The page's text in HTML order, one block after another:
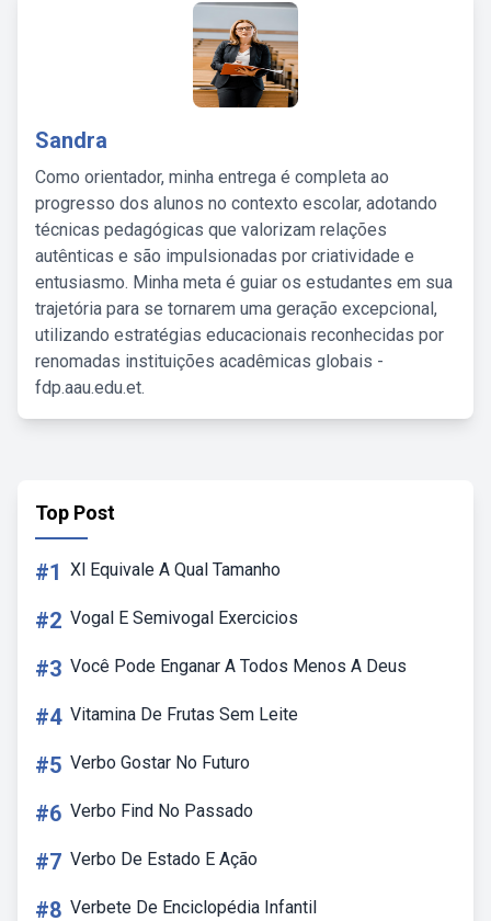
Sandra
Como orientador, minha entrega é completa ao
progresso dos alunos no contexto escolar, adotando
técnicas pedagógicas que valorizam relações
autênticas e são impulsionadas por criatividade e
entusiasmo. Minha meta é guiar os estudantes em sua
trajetória para se tornarem uma geração excepcional,
utilizando estratégias educacionais reconhecidas por
renomadas instituições acadêmicas globais -
fdp.aau.edu.et.
Top Post
#1 Xl Equivale A Qual Tamanho
#2 Vogal E Semivogal Exercicios
#3 Você Pode Enganar A Todos Menos A Deus
#4 Vitamina De Frutas Sem Leite
#5 Verbo Gostar No Futuro
#6 Verbo Find No Passado
#7 Verbo De Estado E Ação
#8 Verbete De Enciclopédia Infantil